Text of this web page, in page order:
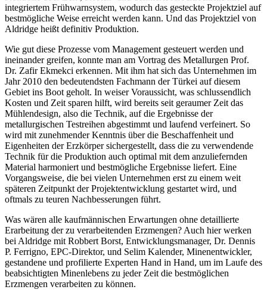
integriertem Frühwarnsystem, wodurch das gesteckte Projektziel auf
bestmögliche Weise erreicht werden kann. Und das Projektziel von
Aldridge heißt definitiv Produktion.
Wie gut diese Prozesse vom Management gesteuert werden und
ineinander greifen, konnte man am Vortrag des Metallurgen Prof.
Dr. Zafir Ekmekci erkennen. Mit ihm hat sich das Unternehmen im
Jahr 2010 den bedeutendsten Fachmann der Türkei auf diesem
Gebiet ins Boot geholt. In weiser Voraussicht, was schlussendlich
Kosten und Zeit sparen hilft, wird bereits seit geraumer Zeit das
Mühlendesign, also die Technik, auf die Ergebnisse der
metallurgischen Testreihen abgestimmt und laufend verfeinert. So
wird mit zunehmender Kenntnis über die Beschaffenheit und
Eigenheiten der Erzkörper sichergestellt, dass die zu verwendende
Technik für die Produktion auch optimal mit dem anzuliefernden
Material harmoniert und bestmögliche Ergebnisse liefert. Eine
Vorgangsweise, die bei vielen Unternehmen erst zu einem weit
späteren Zeitpunkt der Projektentwicklung gestartet wird, und
oftmals zu teuren Nachbesserungen führt.
Was wären alle kaufmännischen Erwartungen ohne detaillierte
Erarbeitung der zu verarbeitenden Erzmengen? Auch hier werken
bei Aldridge mit Robbert Borst, Entwicklungsmanager, Dr. Dennis
P. Ferrigno, EPC-Direktor, und Selim Kalender, Minenentwickler,
gestandene und profilierte Experten Hand in Hand, um im Laufe des
beabsichtigten Minenlebens zu jeder Zeit die bestmöglichen
Erzmengen verarbeiten zu können.